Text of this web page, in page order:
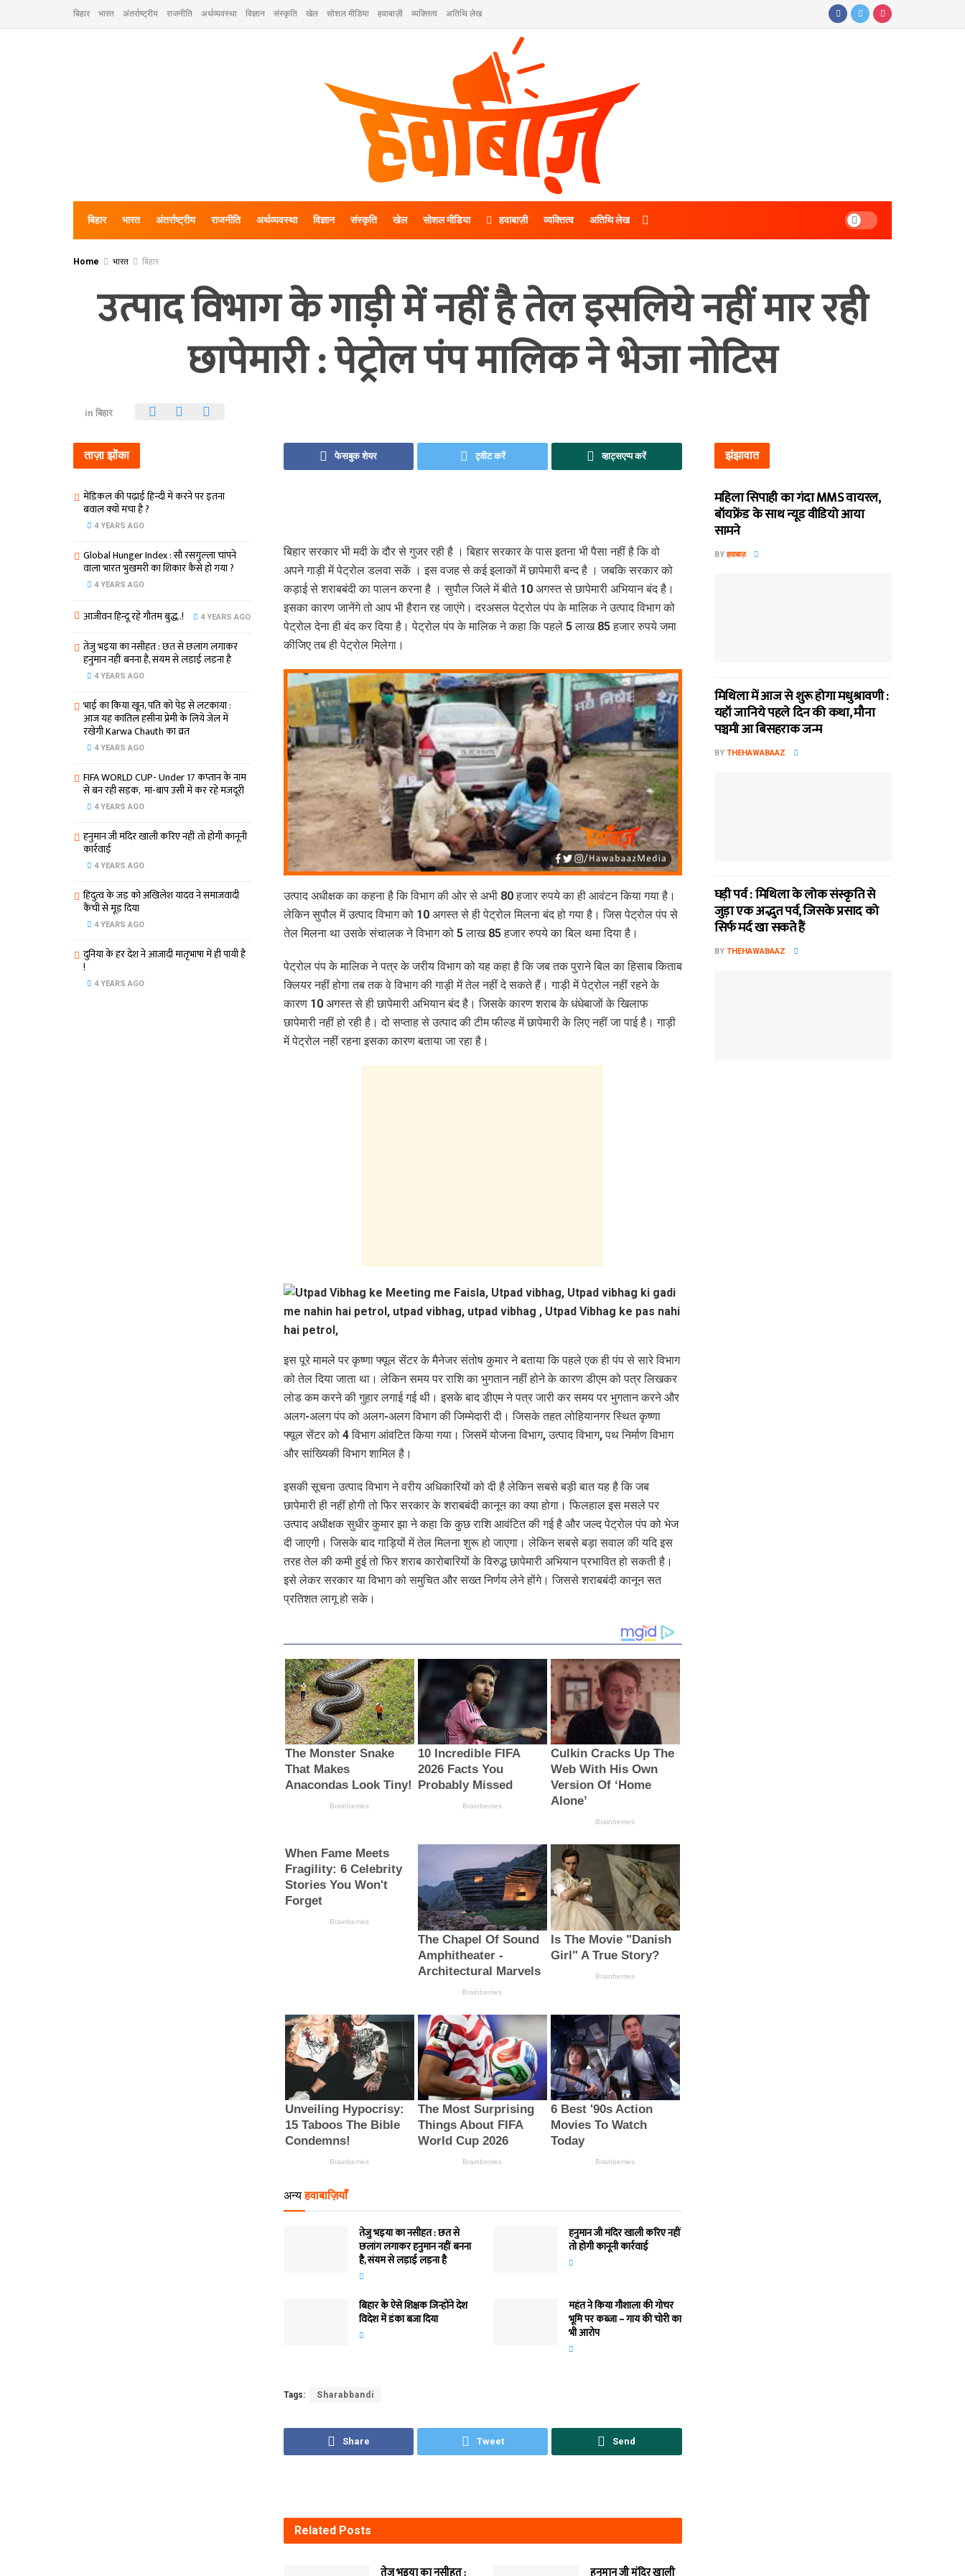
बिहार भारत अंतर्राष्ट्रीय राजनीति अर्थव्यवस्था विज्ञान संस्कृति खेल सोशल मीडिया हवाबाज़ी व्यक्तित्व अतिथि लेख
बिहार भारत अंतर्राष्ट्रीय राजनीति अर्थव्यवस्था विज्ञान संस्कृति खेल सोशल मीडिया हवाबाज़ी व्यक्तित्व अतिथि लेख
Home भारत बिहार
उत्पाद विभाग के गाड़ी में नहीं है तेल इसलिये नहीं मार रही
छापेमारी : पेट्रोल पंप मालिक ने भेजा नोटिस
in बिहार
फेसबुक शेयर ट्वीट करें व्हाट्सएप्प करें
बिहार सरकार भी मदी के दौर से गुजर रही है । बिहार सरकार के पास इतना भी पैसा नहीं है कि वो
अपने गाड़ी में पेट्रोल डलवा सकें । इस वजह से कई इलाकों में छापेमारी बन्‍द है । जबकि सरकार को
कड़ाई से शराबबंदी का पालन करना है । सुपौल जिले में बीते 10 अगस्त से छापेमारी अभियान बंद है।
इसका कारण जानेंगे तो आप भी हैरान रह जाएंगे। दरअसल पेट्रोल पंप के मालिक ने उत्पाद विभाग को
पेट्रोल देना ही बंद कर दिया है। पेट्रोल पंप के मालिक ने कहा कि पहले 5 लाख 85 हजार रुपये जमा
कीजिए तब ही पेट्रोल मिलेगा।
उत्पाद अधीक्षक का कहना है कि विभाग की ओर से अभी 80 हजार रुपये का ही आवंटन किया गया है।
लेकिन सुपौल में उत्पाद विभाग को 10 अगस्त से ही पेट्रोल मिलना बंद हो गया है। जिस पेट्रोल पंप से
तेल मिलना था उसके संचालक ने विभाग को 5 लाख 85 हजार रुपये का बिल थमा दिया है।
पेट्रोल पंप के मालिक ने पत्र के जरीय विभाग को यह कहा है कि जब तक पुराने बिल का हिसाब किताब
क्लियर नहीं होगा तब तक वे विभाग की गाड़ी में तेल नहीं दे सकते हैं। गाड़ी में पेट्रोल नहीं रहने के
कारण 10 अगस्त से ही छापेमारी अभियान बंद है। जिसके कारण शराब के धंधेबाजों के खिलाफ
छापेमारी नहीं हो रही है। दो सप्ताह से उत्पाद की टीम फील्ड में छापेमारी के लिए नहीं जा पाई है। गाड़ी
में पेट्रोल नहीं रहना इसका कारण बताया जा रहा है।
इस पूरे मामले पर कृष्णा फ्यूल सेंटर के मैनेजर संतोष कुमार ने बताया कि पहले एक ही पंप से सारे विभाग
को तेल दिया जाता था। लेकिन समय पर राशि का भुगतान नहीं होने के कारण डीएम को पत्र लिखकर
लोड कम करने की गुहार लगाई गई थी। इसके बाद डीएम ने पत्र जारी कर समय पर भुगतान करने और
अलग-अलग पंप को अलग-अलग विभाग की जिम्मेदारी दी। जिसके तहत लोहियानगर स्थित कृष्णा
फ्यूल सेंटर को 4 विभाग आंवटित किया गया। जिसमें योजना विभाग, उत्पाद विभाग, पथ निर्माण विभाग
और सांख्यिकी विभाग शामिल है।
इसकी सूचना उत्पाद विभाग ने वरीय अधिकारियों को दी है लेकिन सबसे बड़ी बात यह है कि जब
छापेमारी ही नहीं होगी तो फिर सरकार के शराबबंदी कानून का क्या होगा। फिलहाल इस मसले पर
उत्पाद अधीक्षक सुधीर कुमार झा ने कहा कि कुछ राशि आवंटित की गई है और जल्द पेट्रोल पंप को भेज
दी जाएगी। जिसके बाद गाड़ियों में तेल मिलना शुरू हो जाएगा। लेकिन सबसे बड़ा सवाल की यदि इस
तरह तेल की कमी हुई तो फिर शराब कारोबारियों के विरुद्ध छापेमारी अभियान प्रभावित हो सकती है।
इसे लेकर सरकार या विभाग को समुचित और सख्त निर्णय लेने होंगे। जिससे शराबबंदी कानून सत
प्रतिशत लागू हो सके।
अन्य हवाबाज़ियाँ
तेजु भइया का नसीहत : छत से
छलांग लगाकर हनुमान नहीं बनना
है, संयम से लड़ाई लड़ना है
हनुमान जी मंदिर खाली करिए नहीं
तो होगी कानूनी कार्रवाई
बिहार के ऐसे शिक्षक जिन्होंने देश
विदेश में डंका बजा दिया
महंत ने किया गौशाला की गोचर
भूमि पर कब्जा – गाय की चोरी का
भी आरोप
Tags: Sharabbandi
Share Tweet Send
Related Posts
ताज़ा झोंका
मेडिकल की पढ़ाई हिन्‍दी में करने पर इतना
बवाल क्‍यों मचा है ?
4 YEARS AGO
Global Hunger Index : सौ रसगुल्‍ला चांपने
वाला भारत भुखमरी का शिकार कैसे हो गया ?
4 YEARS AGO
आजीवन हिन्दू रहे गौतम बुद्ध..! 4 YEARS AGO
तेजु भइया का नसीहत : छत से छलांग लगाकर
हनुमान नहीं बनना है, संयम से लड़ाई लड़ना है
4 YEARS AGO
भाई का किया खून, पति को पेड़ से लटकाया :
आज यह कातिल हसीना प्रेमी के लिये जेल में
रखेगी Karwa Chauth का व्रत
4 YEARS AGO
FIFA WORLD CUP- Under 17 कप्‍तान के नाम
से बन रही सड़क, मां-बाप उसी में कर रहे मजदूरी
4 YEARS AGO
हनुमान जी मंदिर खाली करिए नहीं तो होगी कानूनी
कार्रवाई
4 YEARS AGO
हिंदुत्व के जड़ को अखिलेश यादव ने समाजवादी
कैंची से मूड़ दिया
4 YEARS AGO
दुनिया के हर देश ने आजादी मातृभाषा में ही पायी है
!
4 YEARS AGO
झंझावात
महिला सिपाही का गंदा MMS वायरल,
बॉयफ्रेंड के साथ न्यूड वीडियो आया
सामने
BY हवाबाज़
मिथि‍ला में आज से शुरू होगा मधुश्रावणी :
यहॉं जानिये पहले दिन की कथा, मौना
पञ्चमी आ बिसहराक जन्म
BY THEHAWABAAZ
घड़ी पर्व : मिथि‍ला के लोक संस्कृति से
जुड़ा एक अद्भुत पर्व, जिसके प्रसाद को
सिर्फ मर्द खा सकते हैं
BY THEHAWABAAZ